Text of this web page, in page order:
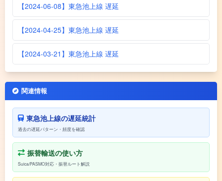
【2024-06-08】東急池上線 遅延
【2024-04-25】東急池上線 遅延
【2024-03-21】東急池上線 遅延
関連情報
東急池上線の遅延統計
過去の遅延パターン・頻度を確認
振替輸送の使い方
Suica/PASMO対応・振替ルート解説